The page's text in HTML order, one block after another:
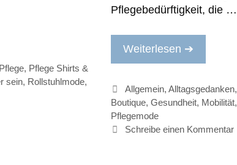
Pflege, Pflege Shirts &
sein, Rollstuhlmode,
Pflegebedürftigkeit, die …
Weiterlesen ➔
Kategorien
Allgemein, Alltagsgedanken,
Boutique,Gesundheit, Mobilität,
Pflegemode
Schreibe einen Kommentar